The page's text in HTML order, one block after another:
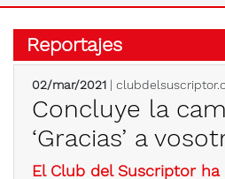
Reportajes
02/mar/2021 |
Concluye la
‘Gracias’ a
El Club del Suscriptor